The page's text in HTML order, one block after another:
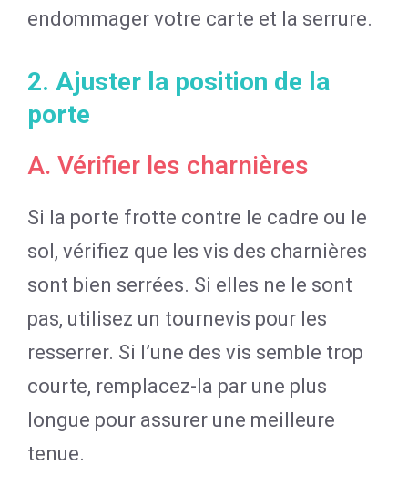
endommager votre carte et la serrure.
2. Ajuster la position de la
porte
A. Vérifier les charnières
Si la porte frotte contre le cadre ou le
sol, vérifiez que les vis des charnières
sont bien serrées. Si elles ne le sont
pas, utilisez un tournevis pour les
resserrer. Si l’une des vis semble trop
courte, remplacez-la par une plus
longue pour assurer une meilleure
tenue.